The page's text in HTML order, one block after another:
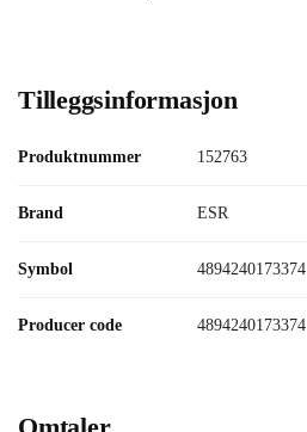
Tilleggsinformasjon
Produktnummer 152763
Brand ESR
Symbol 4894240173374
Producer code 4894240173374